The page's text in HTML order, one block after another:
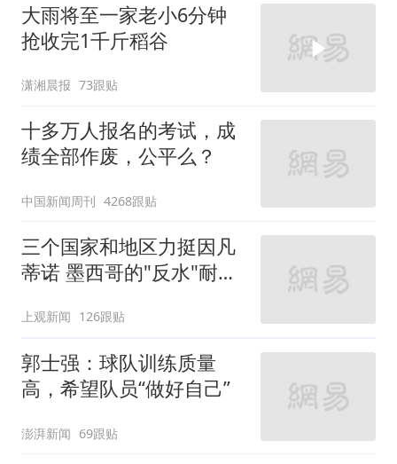
大雨将至一家老小6分钟
抢收完1千斤稻谷
潇湘晨报 73跟贴
十多万人报名的考试，成
绩全部作废，公平么？
中国新闻周刊 4268跟贴
三个国家和地区力挺因凡
蒂诺 墨西哥的"反水"耐人
上观新闻 126跟贴
郭士强：球队训练质量
高，希望队员“做好自己”
澎湃新闻 69跟贴